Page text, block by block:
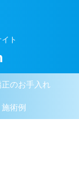
ト
のお手入れ
施術例